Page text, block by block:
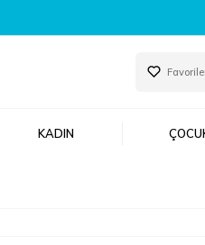
KADIN